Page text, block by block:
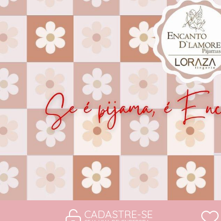
CAMISOLAS E ROBES
CONJUNTOS
SUTIÃS
CADASTRE-SE